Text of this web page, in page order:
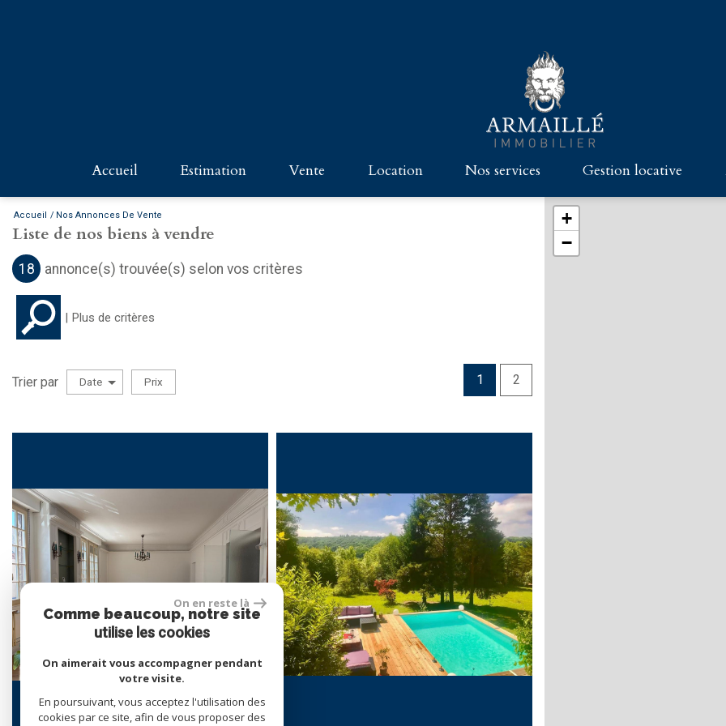
accueil estimation vente
PROPRIÉTÉS - MAISONS - CHÂTEAUX
location
COMMERCES ET BUREAUX
nos services
VENDRE AVEC ARMAILLÉ
gestion locative
Accueil Nos Annonces De Vente
Liste de nos biens à vendre
18 annonce(s) trouvée(s) selon vos critères
Plus de critères
Vente
5KM 10KM
RECHERCHER
+ de critères +
Trier par Date Prix 1 2
+
−
On en reste là
Comme beaucoup, notre site
utilise les cookies
On aimerait vous accompagner pendant
votre visite.
En poursuivant, vous acceptez l'utilisation des
cookies par ce site, afin de vous proposer des